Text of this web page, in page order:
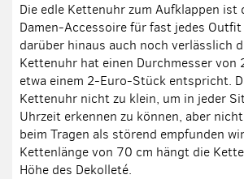
Die edle Kettenuhr zum Aufklappen ist
Damen-Accessoire für fast jedes
darüber hinaus auch noch verlässlich
Kettenuhr hat einen Durchmesser von
etwa einem 2-Euro-Stück entspricht.
Kettenuhr nicht zu klein, um in jeder
Uhrzeit erkennen zu können, aber
beim Tragen als störend empfunden
Kettenlänge von 70 cm hängt die
Höhe des Dekolleté.